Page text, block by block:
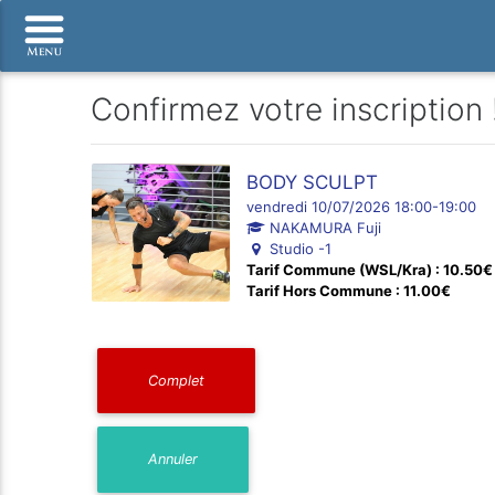
Confirmez votre inscription
BODY SCULPT
vendredi 10/07/2026 18:00-19:00
NAKAMURA Fuji
Studio -1
Tarif Commune (WSL/Kra) : 10.50€
Tarif Hors Commune : 11.00€